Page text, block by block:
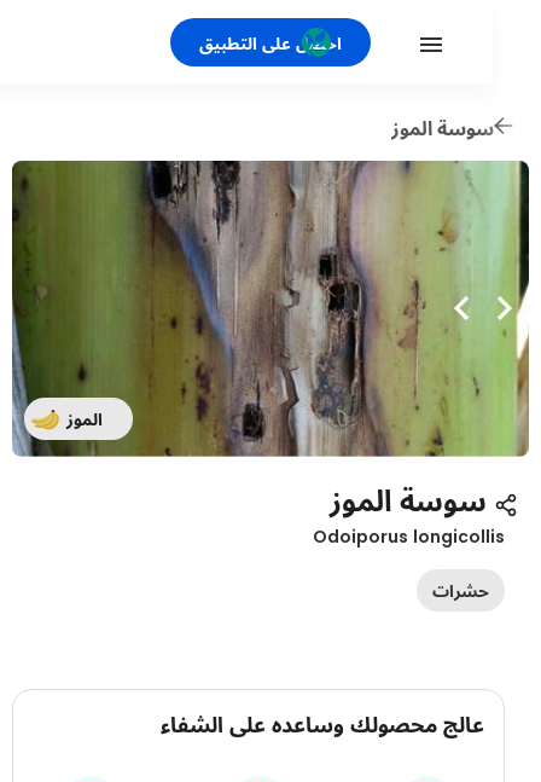
احصل على التطبيق
سوسة الموز
الموز
سوسة الموز
Odoiporus
حشرات
عالج محصولك وساعده على الشفاء